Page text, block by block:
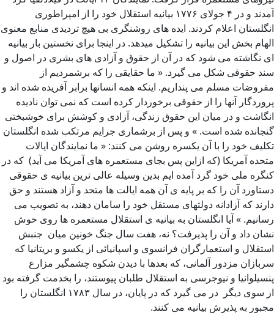
آمدند و در ۴ جولای ۱۷۷۶ بیانیه استقلال خود را از امپراطوری
انگلستان اعلام کردند. ایده های روشنگری بی هیچ تردیدی منابع معنوی
الهام بخش این بیانیه را تشکیل میدهد. در اینجا برای نخستین بار بیانیه
ای نگاشته می شود که در آن از حقوق و آزادی های بشری در اصول و
سند حقوقی شکل می گیرد. « ما حقایقی را که برشمردیم از
مفروضات مسلم می پنداریم. اینکه همه انسانها برابر آفریده شده اند و
پروردگار آنها را از حقوقی برخوردار کرده است که نمی توان نادیده
انگاشت و در میان این حقوق زندگی، آزادی و کوشش برای خوشبختی
گنجانده شده است. » و پس از برشماری جرایم مرتکب شده انگلستان
تکلیف خود را با آن یکسره روشن می کنند: « ما نمایندگان ایالات
متحده آمریکا (که ازاین پس بجای مستعمره های آمریکا می آید) که در
کنگره ملی خود گرد آمده ایم بدین وسیله عالی ترین بیانیه ی حقوقی
دستاورد آن را که بر پایه ی آن همه ایالت ها متحد و آزاد هستند و حق
دارند که آزادانه دولتهای مستقل خود را سامان دهند، به تصویب می
رسانیم. » آیا انگلستان به بیانیه ی استقلال مستعمره ها روی خوش
نشان داد و آن را پذیرفت؟ نه، هفت سال جنگ خونین میان جنبش
استقلال و استعمارگران فرانسوی و اسپانیائی از یکسو و بریتانیا که
سربازان مزدور آلمانی، که بعدها با دیدن شکوه چشمگیر مزارع
پنسیلوانیا و نیوجرسی به استقلال طلبان پیوستند، را بخدمت گرفته بود
از سوی دیگر در می گیرد که در پایان، در سال ۱۷۸۳ انگلستان را
مجبور به پذیرش بیانیه می کنند.